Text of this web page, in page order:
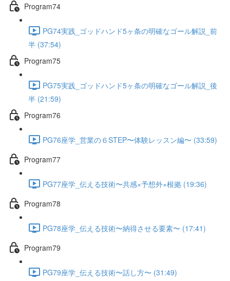
Program74
PG74実践_ゴッドハンド5ヶ条の明確なゴール解説_前
半 (37:54)
Program75
PG75実践_ゴッドハンド5ヶ条の明確なゴール解説_後
半 (21:59)
Program76
PG76座学_営業の６STEP〜体験レッスン編〜 (33:59)
Program77
PG77座学_伝える技術〜共感×予想外×根拠 (19:36)
Program78
PG78座学_伝える技術〜納得させる要素〜 (17:41)
Program79
PG79座学_伝える技術〜話し方〜 (31:49)